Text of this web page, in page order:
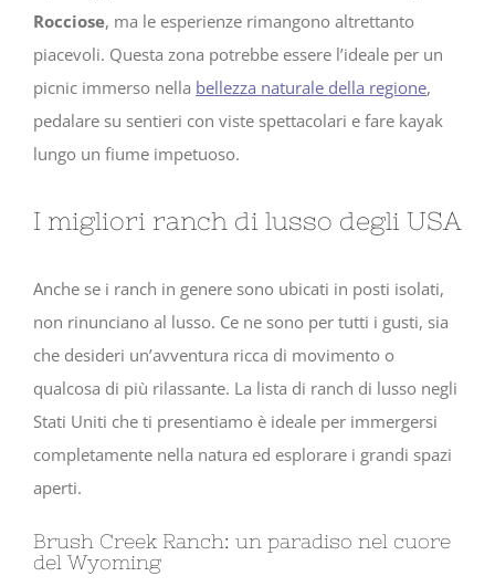
Rocciose, ma le esperienze rimangono altrettanto
piacevoli. Questa zona potrebbe essere l’ideale per un
picnic immerso nella bellezza naturale della regione,
pedalare su sentieri con viste spettacolari e fare kayak
lungo un fiume impetuoso.
I migliori ranch di lusso degli USA
Anche se i ranch in genere sono ubicati in posti isolati,
non rinunciano al lusso. Ce ne sono per tutti i gusti, sia
che desideri un’avventura ricca di movimento o
qualcosa di più rilassante. La lista di ranch di lusso negli
Stati Uniti che ti presentiamo è ideale per immergersi
completamente nella natura ed esplorare i grandi spazi
aperti.
Brush Creek Ranch: un paradiso nel cuore
del Wyoming